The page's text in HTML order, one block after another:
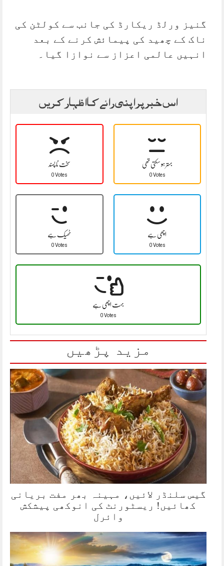
گنیز ورلڈ ریکارڈ کی جانب سے کولٹن کی
ناک کے چھید کی پیمائش کرنے کے بعد
انہیں عالمی اعزاز سے نوازا گیا۔
اس خبر پر اپنی رائے کا اظہار کریں
سخت نا پسند
0 Votes
بہتر ہو سکتی تھی
0 Votes
ٹھیک ہے
0 Votes
اچھی ہے
0 Votes
بہت اچھی ہے
0 Votes
مزید پڑھیں
گیس سلنڈر لائیں، مہینہ بھر مفت بریانی
کھائیں! ریسٹورنٹ کی انوکھی پیشکش
وائرل